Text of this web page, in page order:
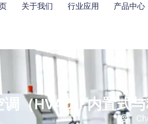
关于我们 行业应用 产品中心
调（HVAC）内置式